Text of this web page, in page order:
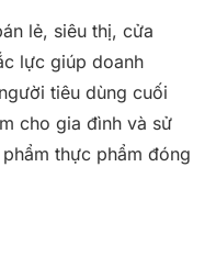
lẻ, siêu thị, cửa
lực giúp doanh
tiêu dùng cuối
cho gia đình và sử
thực phẩm đóng